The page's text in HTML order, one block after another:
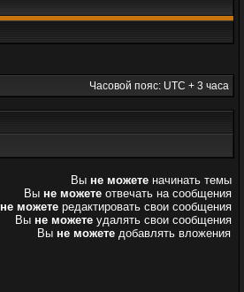
Часовой пояс: UTC + 3 часа
Вы не можете начинать темы
Вы не можете отвечать на сообщения
не можете редактировать свои сообщения
Вы не можете удалять свои сообщения
Вы не можете добавлять вложения